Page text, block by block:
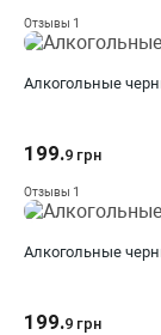
Отзывы 1
Алкогольные
199.9 грн
Отзывы 1
Алкогольные
199.9 грн